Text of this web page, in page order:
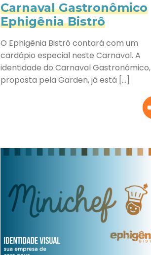
Carnaval Gastronômico
Ephigênia Bistrô
O Ephigênia Bistrô contará com um
cardápio especial neste Carnaval. A
identidade do Carnaval Gastronômico,
proposta pela Garden, já está […]